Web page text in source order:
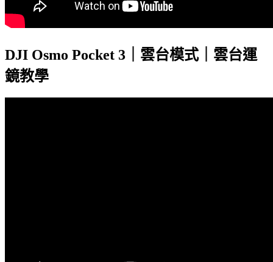
DJI Osmo Pocket 3｜雲台模式｜雲台運
鏡教學